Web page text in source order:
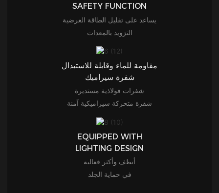
SAFETY FUNCTION
يساعد على تقليل الطاقة العرضية
التزويد بالمعدات
مقاومة للماء وقابلة للاستبدال
شفرة سيراميك
شفرات فولاذية مستديرة
شفرة متحركة سيراميكية آمنة
EQUIPPED WITH
LIGHTING DESIGN
أنظف وأكثر فعالية
في حماية الجلد